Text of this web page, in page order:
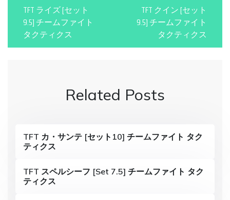
s
TFT ライズ [セット
9.5] チームファイト
タクティクス
TFT クイン [セット
9.5] チームファイト
タクティクス
Related Posts
TFT カ・サンテ [セット10] チームファイト タク
ティクス
TFT スペルシーフ [Set 7.5] チームファイト タク
ティクス